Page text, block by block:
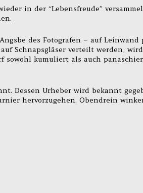
in der “Lebensfreude”
des Fotografen – auf
Schnapsgläser verteilt werden,
sowohl kumuliert als auch
Dessen Urheber wird bekannt
hervorzugehen. Obendrein